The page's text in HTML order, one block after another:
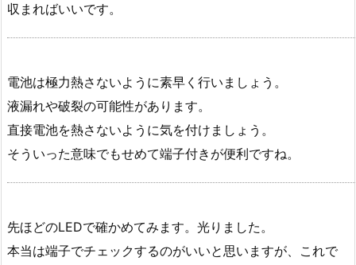
収まればいいです。
電池は極力熱さないように素早く行いましょう。
液漏れや破裂の可能性があります。
直接電池を熱さないように気を付けましょう。
そういった意味でもせめて端子付きが便利ですね。
先ほどのLEDで確かめてみます。光りました。
本当は端子でチェックするのがいいと思いますが、これで